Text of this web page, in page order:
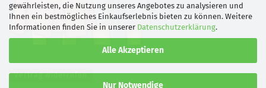
gewährleisten, die Nutzung unseres Angebotes zu analysieren und
Ihnen ein bestmögliches Einkaufserlebnis bieten zu können. Weitere
Informationen finden Sie in unserer Datenschutzerklärung.
Alle Akzeptieren
Nur Notwendige
Vertrag widerrufen